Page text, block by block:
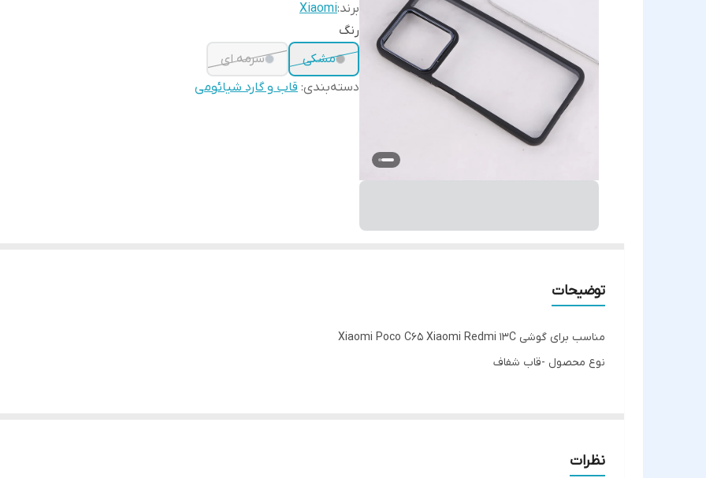
برند:Xiaomi
رنگ
مشکی
سرمه ای
دسته‌بندی: قاب و گارد شیائومی
توضیحات
مناسب برای گوشی Xiaomi Poco C65 Xiaomi Redmi 13C
نوع محصول -قاب شفاف
نظرات